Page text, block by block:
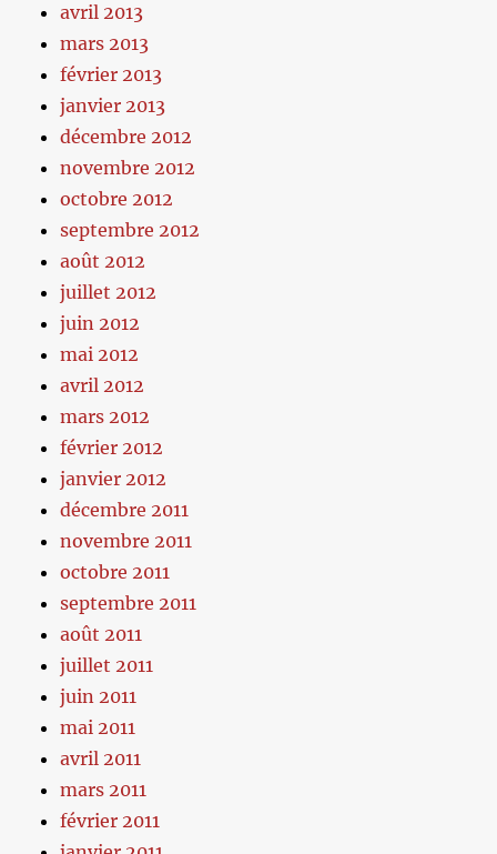
avril 2013
mars 2013
février 2013
janvier 2013
décembre 2012
novembre 2012
octobre 2012
septembre 2012
août 2012
juillet 2012
juin 2012
mai 2012
avril 2012
mars 2012
février 2012
janvier 2012
décembre 2011
novembre 2011
octobre 2011
septembre 2011
août 2011
juillet 2011
juin 2011
mai 2011
avril 2011
mars 2011
février 2011